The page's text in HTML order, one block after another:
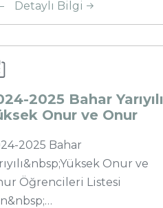
Detaylı Bilgi
2025 Bahar Yarıyılı
Onur ve Onur
2025 Bahar
Onur ve
Öğrencileri Listesi